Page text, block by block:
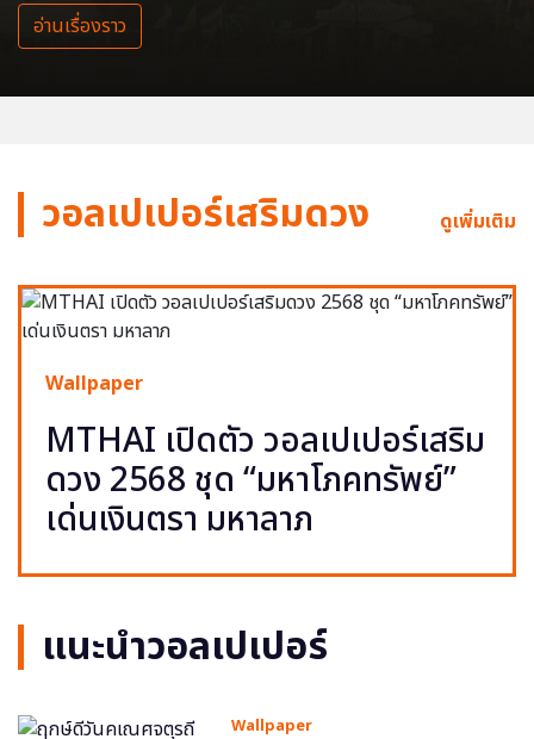
อ่านเรื่องราว
วอลเปเปอร์เสริมดวง ดูเพิ่มเติม
Wallpaper
MTHAI เปิดตัว วอลเปเปอร์เสริม
ดวง 2568 ชุด “มหาโภคทรัพย์”
เด่นเงินตรา มหาลาภ
แนะนำวอลเปเปอร์
Wallpaper